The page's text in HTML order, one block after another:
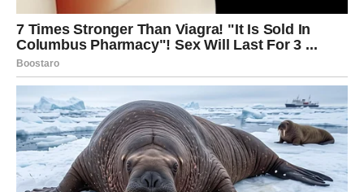
Zvijezde vam donose susret koji počinje pogledom, ali
vrlo brzo dobija mnogo dublje značenje.
Moguće je da upoznate osobu koja posjeduje upravo one
osobine koje ste dugo tražili. Privlačnost će biti trenutna,
ali ono što slijedi ima potencijal da preraste u nešto
mnogo ozbiljnije.
Ovaj susret mogao bi označiti početak jednog veoma